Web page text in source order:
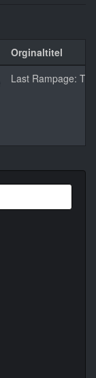
Orginaltitel
Last Rampage: